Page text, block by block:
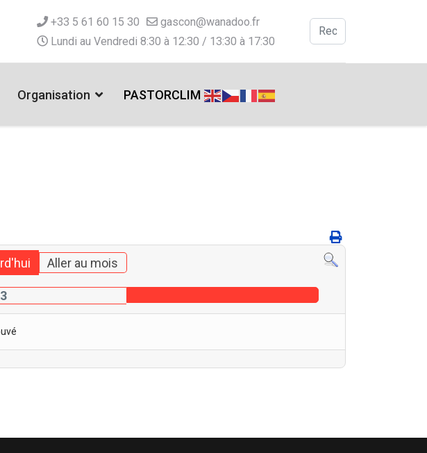
+33 5 61 60 15 30
gascon@wanadoo.fr
Lundi au Vendredi 8:30 à 12:30 / 13:30 à 17:30
Valider
Organisation PASTORCLIM
Aller au mois